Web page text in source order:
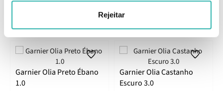
Rejeitar
Produtos Relacionados
Garnier Olia Preto Ébano
1.0
Garnier Olia Castanho
Escuro 3.0